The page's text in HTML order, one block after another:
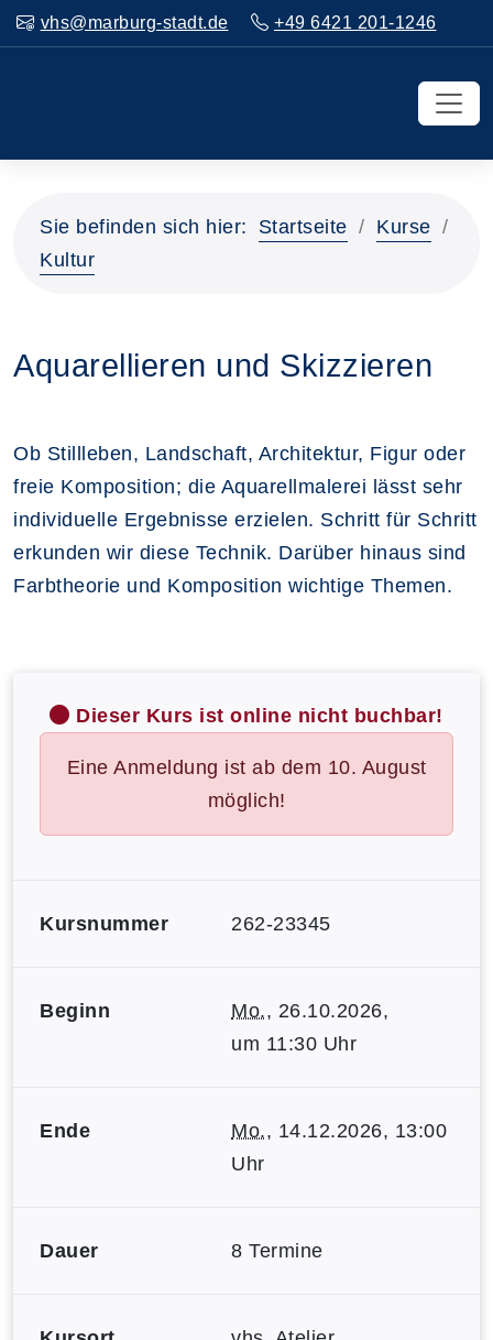
vhs@marburg-stadt.de +49 6421 201-1246
Sie befinden sich hier: Startseite
Kurse
Kultur
Aquarellieren und Skizzieren
Ob Stillleben, Landschaft, Architektur, Figur oder
freie Komposition; die Aquarellmalerei lässt sehr
individuelle Ergebnisse erzielen. Schritt für Schritt
erkunden wir diese Technik. Darüber hinaus sind
Farbtheorie und Komposition wichtige Themen.
Dieser Kurs ist online nicht buchbar!
Eine Anmeldung ist ab dem 10. August
möglich!
Kursnummer 262-23345
Beginn Mo., 26.10.2026,
um 11:30 Uhr
Ende Mo., 14.12.2026, 13:00
Uhr
Dauer 8 Termine